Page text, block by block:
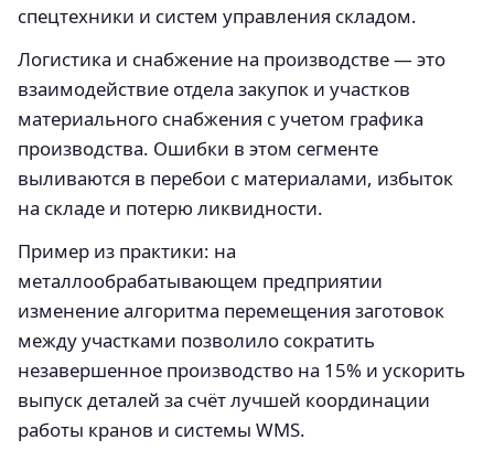
спецтехники и систем управления складом.
Логистика и снабжение на производстве — это
взаимодействие отдела закупок и участков
материального снабжения с учетом графика
производства. Ошибки в этом сегменте
выливаются в перебои с материалами, избыток
на складе и потерю ликвидности.
Пример из практики: на
металлообрабатывающем предприятии
изменение алгоритма перемещения заготовок
между участками позволило сократить
незавершенное производство на 15% и ускорить
выпуск деталей за счёт лучшей координации
работы кранов и системы WMS.